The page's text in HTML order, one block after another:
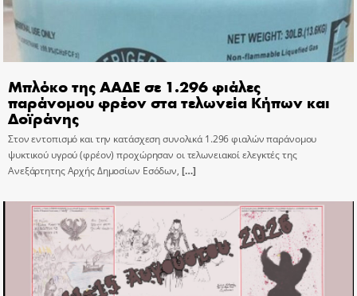
Μπλόκο της ΑΑΔΕ σε 1.296 φιάλες
παράνομου φρέον στα τελωνεία Κήπων και
Δοϊράνης
Στον εντοπισμό και την κατάσχεση συνολικά 1.296 φιαλών παράνομου
ψυκτικού υγρού (φρέον) προχώρησαν οι τελωνειακοί ελεγκτές της
Ανεξάρτητης Αρχής Δημοσίων Εσόδων, […]